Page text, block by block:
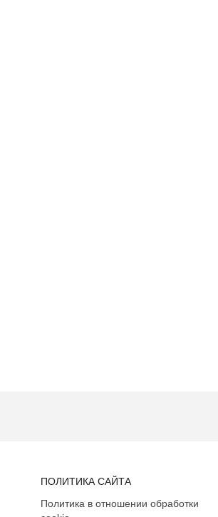
ПОЛИТИКА САЙТА
Политика в отношении обработки